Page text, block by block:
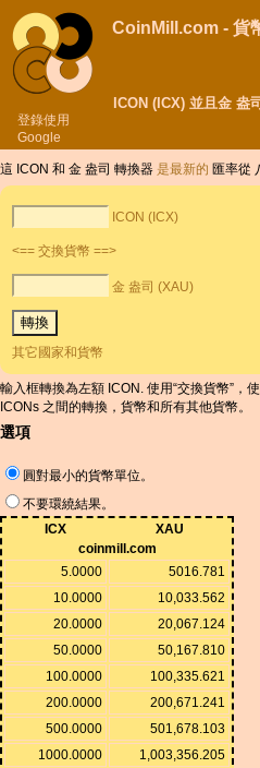
登錄使用
Google
CoinMill.com - 貨
ICON (ICX) 並且金 盎
這 ICON 和 金 盎司 轉換器 是最新的 匯率從
ICON (ICX)
<== 交換貨幣 ==>
金 盎司 (XAU)
其它國家和貨幣
輸入框轉換為左額 ICON. 使用“交換貨幣”，
ICONs 之間的轉換，貨幣和所有其他貨幣。
選項
圓對最小的貨幣單位。
不要環繞結果。
ICX
XAU
coinmill.com
5.0000
5016.781
10.0000
10,033.562
20.0000
20,067.124
50.0000
50,167.810
100.0000
100,335.621
200.0000
200,671.241
500.0000
501,678.103
1000.0000
1,003,356.205